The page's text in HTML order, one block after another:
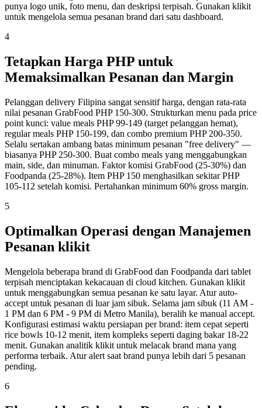
punya logo unik, foto menu, dan deskripsi terpisah. Gunakan klikit
untuk mengelola semua pesanan brand dari satu dashboard.
4
Tetapkan Harga PHP untuk
Memaksimalkan Pesanan dan Margin
Pelanggan delivery Filipina sangat sensitif harga, dengan rata-rata
nilai pesanan GrabFood PHP 150-300. Strukturkan menu pada price
point kunci: value meals PHP 99-149 (target pelanggan hemat),
regular meals PHP 150-199, dan combo premium PHP 200-350.
Selalu sertakan ambang batas minimum pesanan "free delivery" —
biasanya PHP 250-300. Buat combo meals yang menggabungkan
main, side, dan minuman. Faktor komisi GrabFood (25-30%) dan
Foodpanda (25-28%). Item PHP 150 menghasilkan sekitar PHP
105-112 setelah komisi. Pertahankan minimum 60% gross margin.
5
Optimalkan Operasi dengan Manajemen
Pesanan klikit
Mengelola beberapa brand di GrabFood dan Foodpanda dari tablet
terpisah menciptakan kekacauan di cloud kitchen. Gunakan klikit
untuk menggabungkan semua pesanan ke satu layar. Atur auto-
accept untuk pesanan di luar jam sibuk. Selama jam sibuk (11 AM -
1 PM dan 6 PM - 9 PM di Metro Manila), beralih ke manual accept.
Konfigurasi estimasi waktu persiapan per brand: item cepat seperti
rice bowls 10-12 menit, item kompleks seperti daging bakar 18-22
menit. Gunakan analitik klikit untuk melacak brand mana yang
performa terbaik. Atur alert saat brand punya lebih dari 5 pesanan
pending.
6